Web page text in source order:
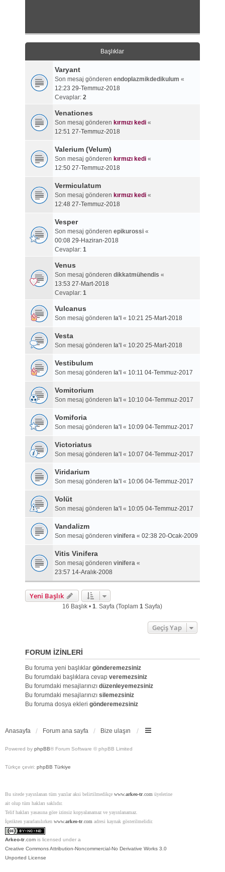
Başlıklar
Varyant
Son mesaj gönderen endoplazmikdedikulum «
12:23 29-Temmuz-2018
Cevaplar: 2
Venationes
Son mesaj gönderen kırmızı kedi«
12:51 27-Temmuz-2018
Valerium (Velum)
Son mesaj gönderen kırmızı kedi«
12:50 27-Temmuz-2018
Vermiculatum
Son mesaj gönderen kırmızı kedi«
12:48 27-Temmuz-2018
Vesper
Son mesaj gönderen epikurossi«
00:08 29-Haziran-2018
Cevaplar: 1
Venus
Son mesaj gönderen dikkatmühendis «
13:53 27-Mart-2018
Cevaplar: 1
Vulcanus
Son mesaj gönderen la'l « 10:21 25-Mart-2018
Vesta
Son mesaj gönderen la'l « 10:20 25-Mart-2018
Vestibulum
Son mesaj gönderen la'l « 10:11 04-Temmuz-2017
Vomitorium
Son mesaj gönderen la'l « 10:10 04-Temmuz-2017
Vomiforia
Son mesaj gönderen la'l « 10:09 04-Temmuz-2017
Victoriatus
Son mesaj gönderen la'l « 10:07 04-Temmuz-2017
Viridarium
Son mesaj gönderen la'l « 10:06 04-Temmuz-2017
Volüt
Son mesaj gönderen la'l « 10:05 04-Temmuz-2017
Vandalizm
Son mesaj gönderen vinifera« 02:38 20-Ocak-2009
Vitis Vinifera
Son mesaj gönderen vinifera«
23:57 14-Aralık-2008
Yeni Başlık
16 Başlık •1. Sayfa (Toplam1 Sayfa)
Geçiş Yap
FORUM IZINLERI
Bu foruma yeni başlıklar gönderemezsiniz
Bu forumdaki başlıklara cevap veremezsiniz
Bu forumdaki mesajlarınızı düzenleyemezsiniz
Bu forumdaki mesajlarınızı silemezsiniz
Bu foruma dosya ekleri gönderemezsiniz
Anasayfa Forum ana sayfa Bize ulaşın
Powered by phpBB® Forum Software © phpBB Limited
Türkçe çeviri: phpBB Türkiye
Bu sitede yayınlanan tüm yazılar aksi belirtilmedikçe www.arkeo-tr.com üyelerine
ait olup tüm hakları saklıdır.
Telif hakları yasasına göre izinsiz kopyalanamaz ve yayınlanamaz.
İçerikten yararlanılırken www.arkeo-tr.com adresi kaynak gösterilmelidir.
Arkeo-tr .com is licensed under a
Creative Commons Attribution-Noncommercial-No Derivative Works 3.0
Unported License